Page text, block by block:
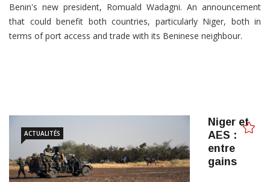
Benin's new president, Romuald Wadagni. An announcement
that could benefit both countries, particularly Niger, both in
terms of port access and trade with its Beninese neighbour.
ACTUALITÉS
Niger et
AES :
entre
gains